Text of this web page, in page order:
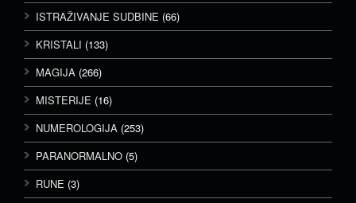
ISTRAŽIVANJE SUDBINE (66)
KRISTALI (133)
MAGIJA (266)
MISTERIJE (16)
NUMEROLOGIJA (253)
PARANORMALNO (5)
RUNE (3)